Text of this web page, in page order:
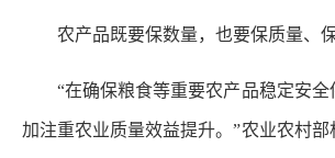
农产品既要保数量，也要保质量、保
“在确保粮食等重要农产品稳定安全
加注重农业质量效益提升。”农业农村部